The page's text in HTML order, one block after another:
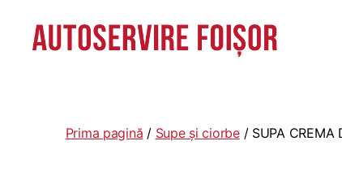
LascărPrima pagină / Supe și ciorbe/ SUPA CREMA